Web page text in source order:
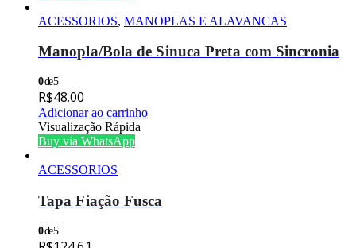
ACESSORIOS, MANOPLAS E ALAVANCAS
Manopla/Bola de Sinuca Preta com Sincronia
0de 5
R$48.00
Adicionar ao carrinho
Visualização Rápida
Buy via WhatsApp
ACESSORIOS
Tapa Fiação Fusca
0de 5